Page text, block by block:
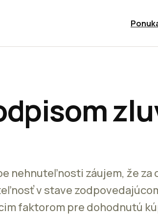
nehnuteľnosti záujem, že
v stave
faktorom pre dohodnutú